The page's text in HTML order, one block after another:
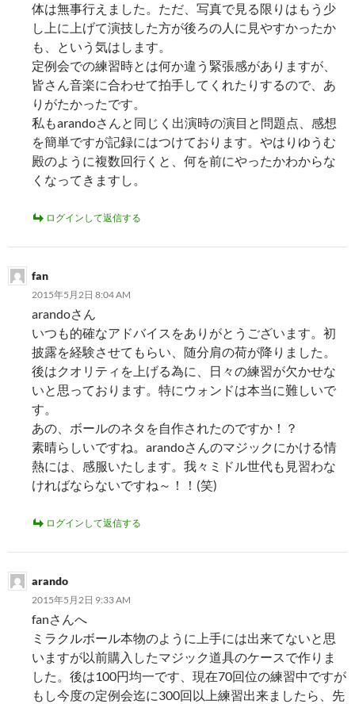
体は無事行えました。ただ、写真で見る限りはもう少
し上に上げて演技した方が後ろの人に見やすかったか
も、という気はします。
定例会での練習時とは何か違う緊張感がありますが、
皆さん音楽に合わせて拍手してくれたりするので、あ
りがたかったです。
私もarandoさんと同じく出演時の演目と問題点、感想
を簡単ですが記録にはつけております。やはりゆうむ
殿のように複数回行くと、何を前にやったかわからな
くなってきますし。
ログインして返信する
fan
2015年5月2日 8:04 AM
arandoさん
いつも的確なアドバイスをありがとうございます。初
披露を経験させてもらい、随分肩の荷が降りました。
後はクオリティを上げる為に、日々の練習が欠かせな
いと思っております。特にウォンドは本当に難しいで
す。
あの、ボールのネタを自作されたのですか！？
素晴らしいですね。arandoさんのマジックにかける情
熱には、感服いたします。我々ミドル世代も見習わな
ければならないですね～！！(笑)
ログインして返信する
arando
2015年5月2日 9:33 AM
fanさんへ
ミラクルボール本物のように上手には出来てないと思
いますが以前購入したマジック道具のケースで作りま
した。後は100円均一です、現在70回位の練習中ですが
もし今度の定例会迄に300回以上練習出来ましたら、先